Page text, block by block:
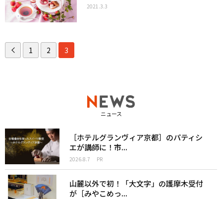
2021.3.3
1 2 3
ニュース
［ホテルグランヴィア京都］のパティシ
エが講師に！市...
2026.8.7 PR
山麓以外で初！「大文字」の護摩木受付
が［みやこめっ...